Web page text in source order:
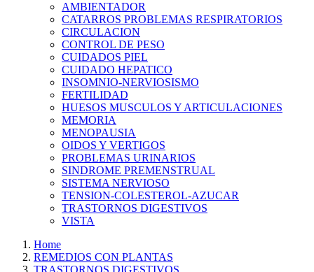
AMBIENTADOR
CATARROS PROBLEMAS RESPIRATORIOS
CIRCULACION
CONTROL DE PESO
CUIDADOS PIEL
CUIDADO HEPATICO
INSOMNIO-NERVIOSISMO
FERTILIDAD
HUESOS MUSCULOS Y ARTICULACIONES
MEMORIA
MENOPAUSIA
OIDOS Y VERTIGOS
PROBLEMAS URINARIOS
SINDROME PREMENSTRUAL
SISTEMA NERVIOSO
TENSION-COLESTEROL-AZUCAR
TRASTORNOS DIGESTIVOS
VISTA
Home
REMEDIOS CON PLANTAS
TRASTORNOS DIGESTIVOS